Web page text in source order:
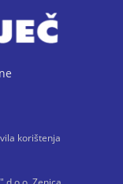
korištenja